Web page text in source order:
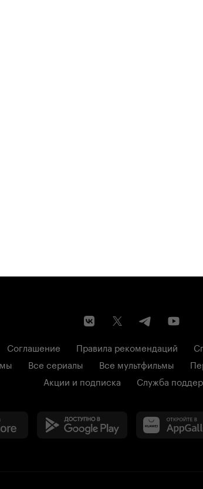
Соглашение Правила рекомендаций
Все сериалы Все мультфильмы
Акции и подписка
Служба